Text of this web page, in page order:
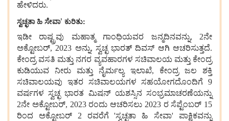
ಹೇಳಿದರು.
ಸ್ವಚ್ಛತಾ ಹಿ ಸೇವಾ’ ಕುರಿತು:
ಇಡೀ ರಾಷ್ಟ್ರವು ಮಹಾತ್ಮ ಗಾಂಧಿಯವರ ಜನ್ಮದಿನವನ್ನು, 2ನೇ
ಅಕ್ಟೋಬರ್, 2023 ಅನ್ನು, ಸ್ವಚ್ಛ ಭಾರತ್ ದಿವಸ್‌ ಆಗಿ ಆಚರಿಸುತ್ತದೆ.
ಕೇಂದ್ರ ವಸತಿ ಮತ್ತು ನಗರ ವ್ಯವಹಾರಗಳ ಸಚಿವಾಲಯ ಮತ್ತು ಕೇಂದ್ರ
ಕುಡಿಯುವ ನೀರು ಮತ್ತು ನೈರ್ಮಲ್ಯ ಇಲಾಖೆ, ಕೇಂದ್ರ ಜಲ ಶಕ್ತಿ
ಸಚಿವಾಲಯವು ಇತರ ಸಚಿವಾಲಯಗಳ ಸಹಯೋಗದೊಂದಿಗೆ 9
ವರ್ಷಗಳ ಸ್ವಚ್ಛ ಭಾರತ ಮಿಷನ್ ಯಶಸ್ಸಿನ ಸಂಭ್ರಮಾಚರಣೆಯನ್ನು
2ನೇ ಅಕ್ಟೋಬರ್, 2023 ರಂದು ಆಚರಿಸಲು 2023 ರ ಸೆಪ್ಟೆಂಬರ್ 15
ರಿಂದ ಅಕ್ಟೋಬರ್ 2 ರವರೆಗೆ 'ಸ್ವಚ್ಛತಾ ಹಿ ಸೇವಾ' ಪಾಕ್ಷಿಕವನ್ನು